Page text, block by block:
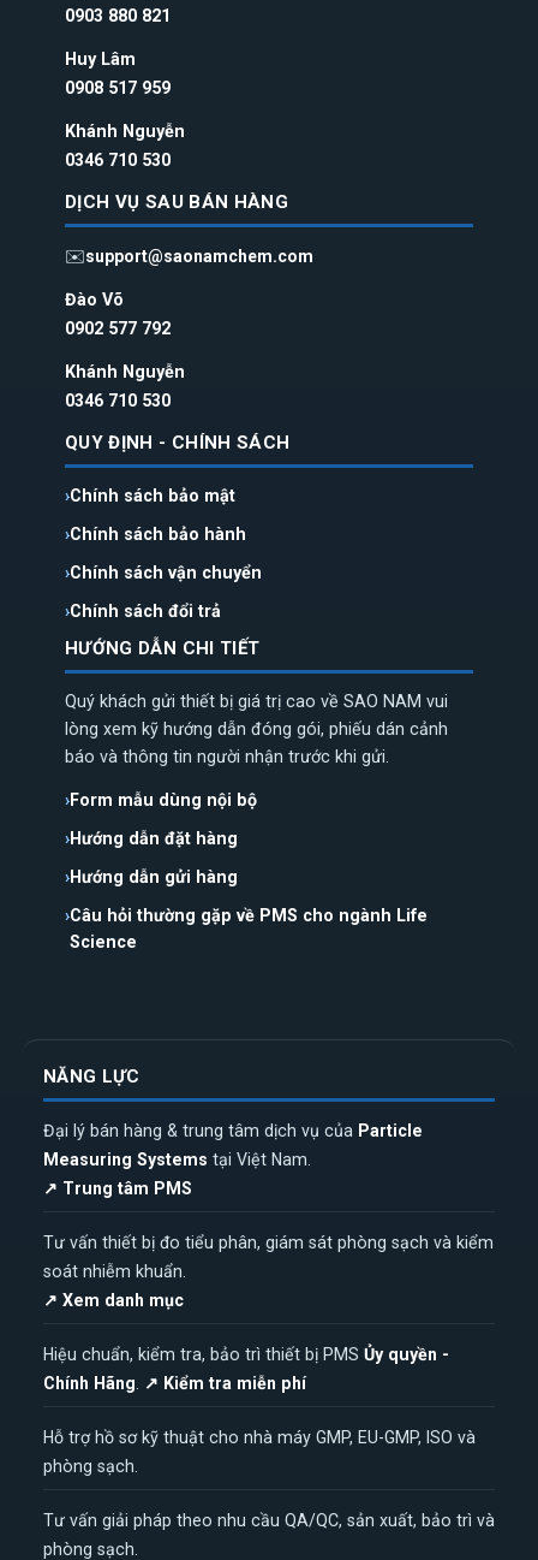
0903 880 821
Huy Lâm
0908 517 959
Khánh Nguyễn
0346 710 530
DỊCH VỤ SAU BÁN HÀNG
✉️support@saonamchem.com
Đào Võ
0902 577 792
Khánh Nguyễn
0346 710 530
QUY ĐỊNH - CHÍNH SÁCH
Chính sách bảo mật
Chính sách bảo hành
Chính sách vận chuyển
Chính sách đổi trả
HƯỚNG DẪN CHI TIẾT
Quý khách gửi thiết bị giá trị cao về SAO NAM vui
lòng xem kỹ hướng dẫn đóng gói, phiếu dán cảnh
báo và thông tin người nhận trước khi gửi.
Form mẫu dùng nội bộ
Hướng dẫn đặt hàng
Hướng dẫn gửi hàng
Câu hỏi thường gặp về PMS cho ngành Life
Science
NĂNG LỰC
Đại lý bán hàng & trung tâm dịch vụ của Particle
Measuring Systems tại Việt Nam.
↗ Trung tâm PMS
Tư vấn thiết bị đo tiểu phân, giám sát phòng sạch và kiểm
soát nhiễm khuẩn.
↗ Xem danh mục
Hiệu chuẩn, kiểm tra, bảo trì thiết bị PMS Ủy quyền -
Chính Hãng
↗ Kiểm tra miễn phí
Hỗ trợ hồ sơ kỹ thuật cho nhà máy GMP, EU-GMP, ISO và
phòng sạch.
Tư vấn giải pháp theo nhu cầu QA/QC, sản xuất, bảo trì và
phòng sạch.